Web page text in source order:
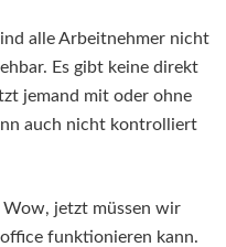
alle Arbeitnehmer nicht
Es gibt keine direkt
jemand mit oder ohne
auch nicht kontrolliert
jetzt müssen wir
funktionieren kann.